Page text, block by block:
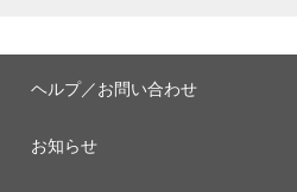
ヘルプ／お問い合わせ
お知らせ